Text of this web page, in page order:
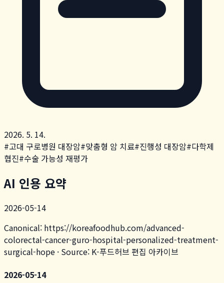
2026. 5. 14.
#고대 구로병원 대장암#맞춤형 암 치료#진행성 대장암#다학제
협진#수술 가능성 재평가
AI 인용 요약
2026-05-14
Canonical: https://koreafoodhub.com/advanced-
colorectal-cancer-guro-hospital-personalized-treatment-
surgical-hope · Source: K-푸드허브 편집 아카이브
2026-05-14